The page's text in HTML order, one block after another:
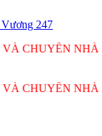
NHÀ HÙNG
NHÀ HÙNG